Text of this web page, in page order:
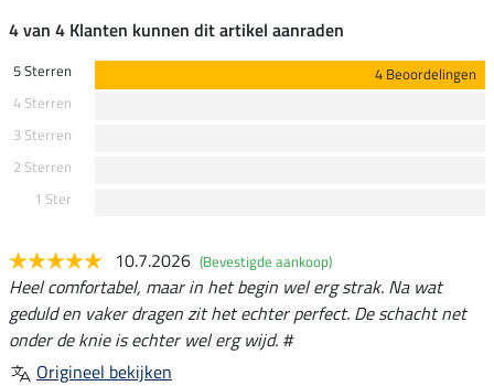
4 van 4 Klanten kunnen dit artikel aanraden
5 Sterren
4 Beoordelingen
4 Sterren
3 Sterren
2 Sterren
1 Ster
10.7.2026 (Bevestigde aankoop)
Heel comfortabel, maar in het begin wel erg strak. Na wat
geduld en vaker dragen zit het echter perfect. De schacht net
onder de knie is echter wel erg wijd. #
Origineel bekijken